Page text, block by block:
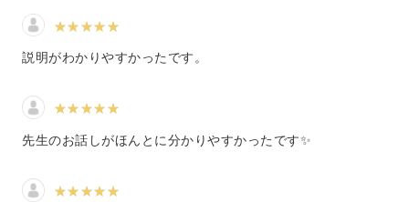
ていきますね。
カラフルな多肉は心も晴れやかにしてくれることまちがい
なし♪
ぷにぷにとした多肉に癒やされながら、かわいい寄せ植え
説明がわかりやすかったです。
先生のお話しがほんとに分かりやすかったです✨